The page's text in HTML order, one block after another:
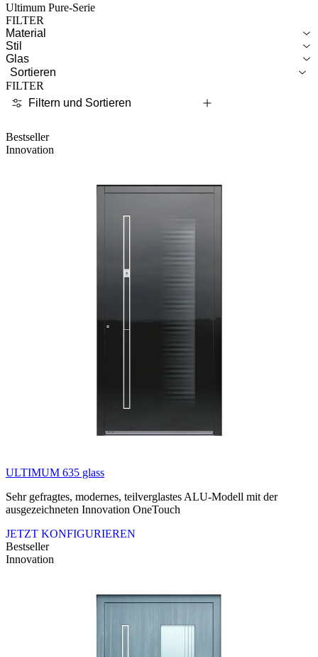
Ultimum Pure-Serie
FILTER
Material
Stil
Glas
Sortieren
FILTER
Filtern und Sortieren
Bestseller
Innovation
ULTIMUM 635 glass
Sehr gefragtes, modernes, teilverglastes ALU-Modell mit der
ausgezeichneten Innovation OneTouch
JETZT KONFIGURIEREN
Bestseller
Innovation